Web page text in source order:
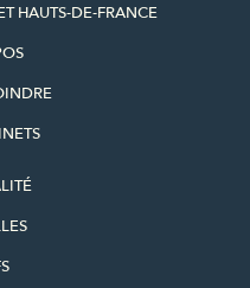
HAUTS-DE-FRANCE